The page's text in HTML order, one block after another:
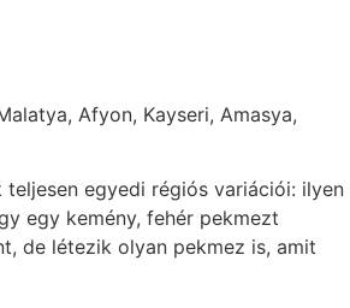
Afyon, Kayseri, Amasya,
egyedi régiós variációi: ilyen
egy kemény, fehér pekmezt
de létezik olyan pekmez is, amit